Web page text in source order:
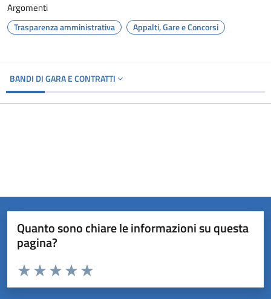
Argomenti
Trasparenza amministrativa Appalti, Gare e Concorsi
BANDI DI GARA E CONTRATTI
Quanto sono chiare le informazioni su questa
pagina?
Valuta da 1 a 5 stelle la pagina
Valuta 5 stelle su 5
Valuta 4 stelle su 5
Valuta 3 stelle su 5
Valuta 2 stelle su 5
Valuta 1 stelle su 5